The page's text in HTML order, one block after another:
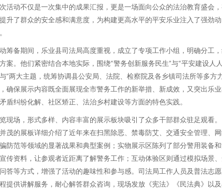
活动不仅是一次集中的成果汇报，更是一场面向公众的法治教育盛会
升了群众的安全感和满意度，为构建更高水平的平安乐业注入了强劲动
筹备期间，乐业县司法局高度重视，成立了专项工作小组，明确分工
案。他们紧密结合本地实际，围绕“警务创新服务民生”与“平安建设人
”两大主题，统筹协调县公安局、法院、检察院及各乡镇司法所等多方
确保展示内容既全面展现全市警务工作的新举措、新成效，又突出乐
盾纠纷化解、社区矫正、法治乡村建设等方面的特色实践。
现场，形式多样、内容丰富的展示板块吸引了众多干部群众驻足观看
茂的展板详细介绍了近年来在扫黑除恶、禁毒防艾、交通安全管理、
防范等领域的显著战果和典型案例；实物展示区陈列了部分警用装备
传资料，让参观者近距离了解警务工作；互动体验区则通过模拟场景
答等方式，增强了活动的趣味性和参与感。司法局工作人员及普法志
提供讲解服务，耐心解答群众咨询，现场发放《宪法》《民法典》以